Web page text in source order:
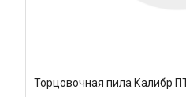
Торцовочная пила Калибр